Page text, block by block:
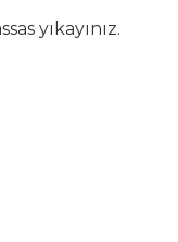
yıkayınız.